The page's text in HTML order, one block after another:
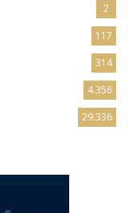
2
117
314
4.356
29.336